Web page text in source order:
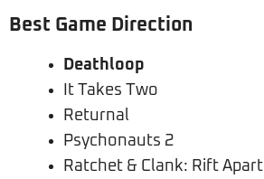
Best Game Direction
Deathloop
It Takes Two
Returnal
Psychonauts 2
Ratchet & Clank: Rift Apart